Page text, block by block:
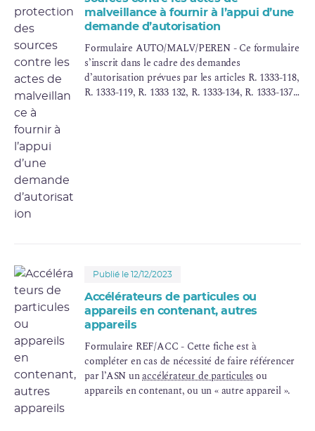
malveillance à fournir à l’appui d’une
demande d’autorisation
Formulaire AUTO/MALV/PEREN - Ce formulaire
s’inscrit dans le cadre des demandes
d’autorisation prévues par les articles R. 1333-118,
R. 1333-119, R. 1333 132, R. 1333-134, R. 1333-137
Publié le 12/12/2023
Accélérateurs de particules ou
appareils en contenant, autres
appareils
Formulaire REF/ACC - Cette fiche est à
compléter en cas de nécessité de faire référencer
par l’ASN unaccélérateur de particulesou
appareils en contenant, ou un « autre appareil ».